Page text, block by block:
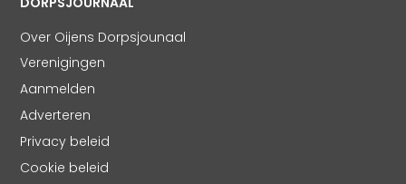
Over Oijens Dorpsjounaal
Verenigingen
Aanmelden
Adverteren
Privacy beleid
Cookie beleid